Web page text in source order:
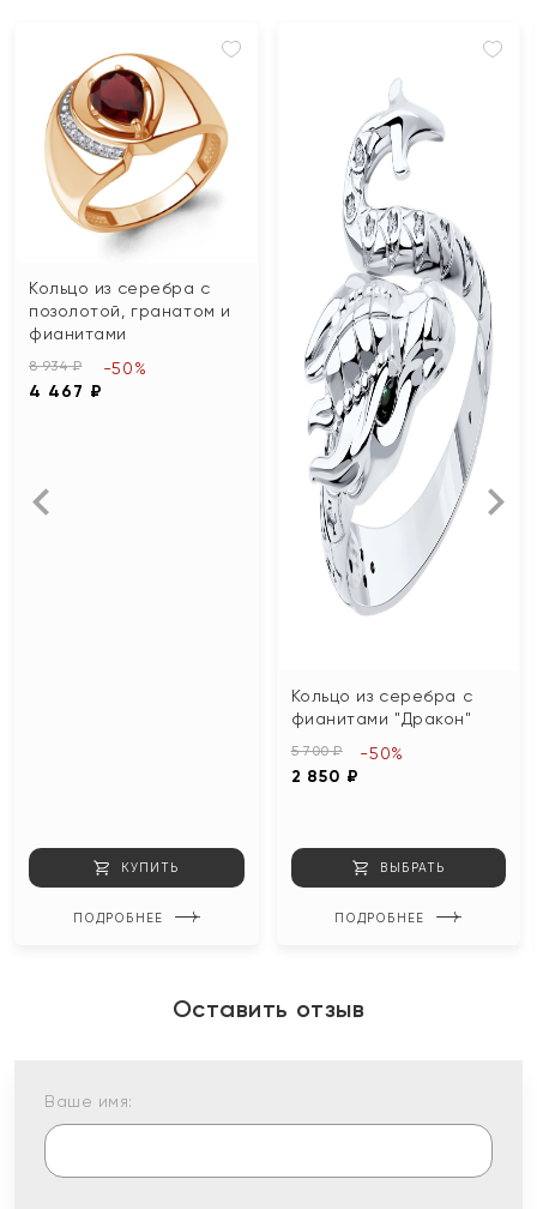
Кольцо из серебра с
позолотой, гранатом и
фианитами
8 934 ₽
4 467 ₽
-50%
КУПИТЬ
ПОДРОБНЕЕ
Кольцо из серебра с
фианитами "Дракон"
5 700 ₽
2 850 ₽
-50%
ВЫБРАТЬ
ПОДРОБНЕЕ
Оставить отзыв
Ваше имя: